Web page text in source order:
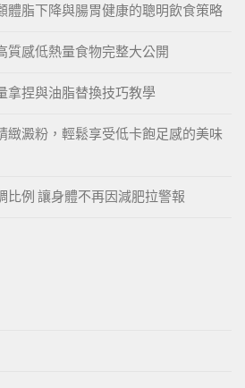
體脂下降與腸胃健康的聰明飲食策略
質感低熱量食物完整大公開
拿捏與油脂替換技巧教學
緻澱粉，輕鬆享受低卡飽足感的美味
比例 讓身體不再因減肥拉警報